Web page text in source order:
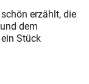
erzählt, die
dem
Stück